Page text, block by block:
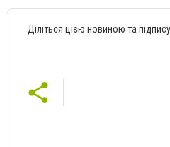
Діліться цією новиною та